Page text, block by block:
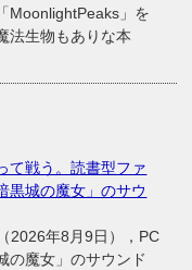
MoonlightPeaks」を
法生物もありな本
て戦う。読書型ファ
黒城の魔女」のサウ
2026年8月9日），PC
の魔女」のサウンド